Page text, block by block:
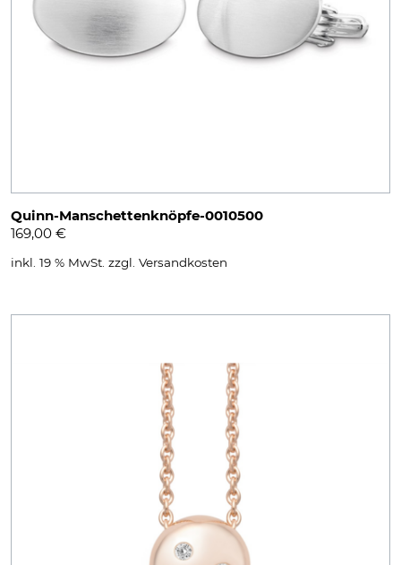
Quinn-Manschettenknöpfe-0010500
169,00 €
inkl. 19 % MwSt. zzgl. Versandkosten